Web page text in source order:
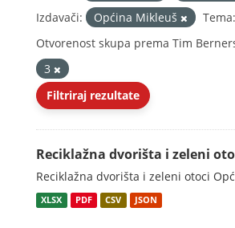
Izdavači:
Općina Mikleuš Tema:
Otvorenost skupa prema Tim
3
Filtriraj rezultate
Reciklažna dvorišta i zeleni
Reciklažna dvorišta i zeleni otoci
XLSX PDF CSV JSON